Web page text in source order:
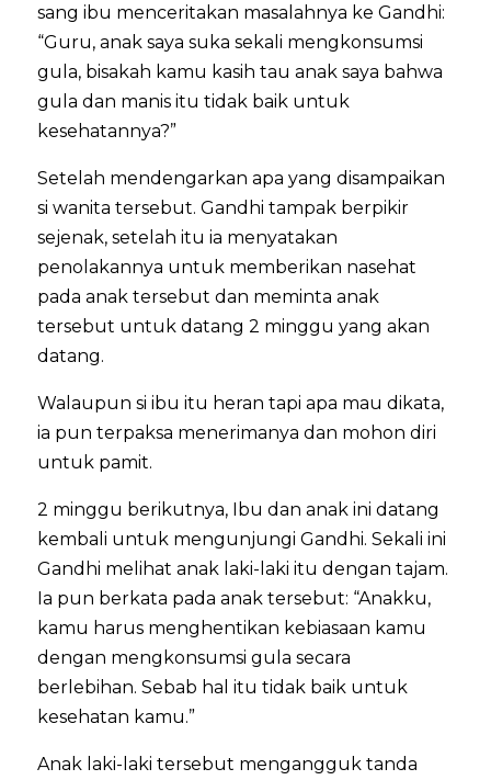
sang ibu menceritakan masalahnya ke Gandhi:
“Guru, anak saya suka sekali mengkonsumsi
gula, bisakah kamu kasih tau anak saya bahwa
gula dan manis itu tidak baik untuk
kesehatannya?”
Setelah mendengarkan apa yang disampaikan
si wanita tersebut. Gandhi tampak berpikir
sejenak, setelah itu ia menyatakan
penolakannya untuk memberikan nasehat
pada anak tersebut dan meminta anak
tersebut untuk datang 2 minggu yang akan
datang.
Walaupun si ibu itu heran tapi apa mau dikata,
ia pun terpaksa menerimanya dan mohon diri
untuk pamit.
2 minggu berikutnya, Ibu dan anak ini datang
kembali untuk mengunjungi Gandhi. Sekali ini
Gandhi melihat anak laki-laki itu dengan tajam.
Ia pun berkata pada anak tersebut: “Anakku,
kamu harus menghentikan kebiasaan kamu
dengan mengkonsumsi gula secara
berlebihan. Sebab hal itu tidak baik untuk
kesehatan kamu.”
Anak laki-laki tersebut mengangguk tanda